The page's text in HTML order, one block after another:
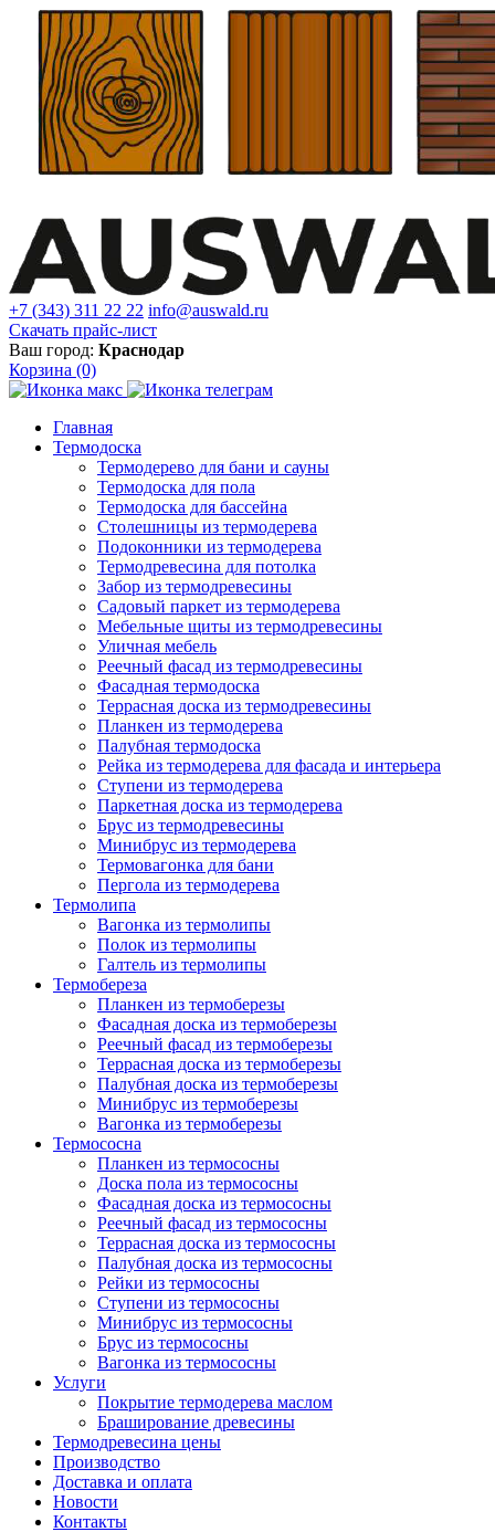
+7 (343) 311 22 22 info@auswald.ru
Скачать прайс-лист
Ваш город: Краснодар
Корзина (0)
Главная
Термодоска
Термодерево для бани и сауны
Термодоска для пола
Термодоска для бассейна
Столешницы из термодерева
Подоконники из термодерева
Термодревесина для потолка
Забор из термодревесины
Садовый паркет из термодерева
Мебельные щиты из термодревесины
Уличная мебель
Реечный фасад из термодревесины
Фасадная термодоска
Террасная доска из термодревесины
Планкен из термодерева
Палубная термодоска
Рейка из термодерева для фасада и интерьера
Ступени из термодерева
Паркетная доска из термодерева
Брус из термодревесины
Минибрус из термодерева
Термовагонка для бани
Пергола из термодерева
Термолипа
Вагонка из термолипы
Полок из термолипы
Галтель из термолипы
Термобереза
Планкен из термоберезы
Фасадная доска из термоберезы
Реечный фасад из термоберезы
Террасная доска из термоберезы
Палубная доска из термоберезы
Минибрус из термоберезы
Вагонка из термоберезы
Термососна
Планкен из термососны
Доска пола из термососны
Фасадная доска из термососны
Реечный фасад из термососны
Террасная доска из термососны
Палубная доска из термососны
Рейки из термососны
Ступени из термососны
Минибрус из термососны
Брус из термососны
Вагонка из термососны
Услуги
Покрытие термодерева маслом
Браширование древесины
Термодревесина цены
Производство
Доставка и оплата
Новости
Контакты